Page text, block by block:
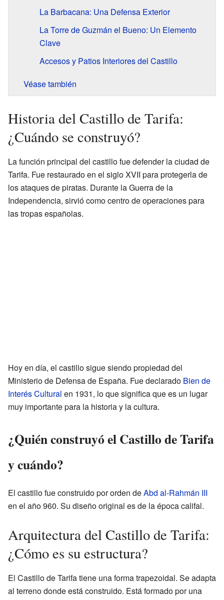
La Barbacana: Una Defensa Exterior
La Torre de Guzmán el Bueno: Un Elemento
Clave
Accesos y Patios Interiores del Castillo
Véase también
Historia del Castillo de Tarifa:
¿Cuándo se construyó?
La función principal del castillo fue defender la ciudad de
Tarifa. Fue restaurado en el siglo XVII para protegerla de
los ataques de piratas. Durante la Guerra de la
Independencia, sirvió como centro de operaciones para
las tropas españolas.
Hoy en día, el castillo sigue siendo propiedad del
Ministerio de Defensa de España. Fue declarado Bien de
Interés Cultural en 1931, lo que significa que es un lugar
muy importante para la historia y la cultura.
¿Quién construyó el Castillo de Tarifa
y cuándo?
El castillo fue construido por orden deAbd al-Rahmán III
en el año 960. Su diseño original es de la época califal.
Arquitectura del Castillo de Tarifa:
¿Cómo es su estructura?
El Castillo de Tarifa tiene una forma trapezoidal. Se adapta
al terreno donde está construido. Está formado por una